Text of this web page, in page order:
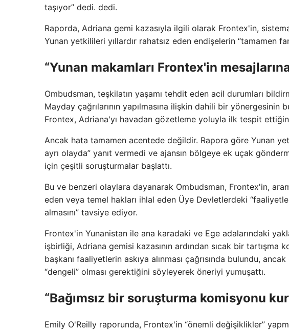
taşıyor” dedi. dedi.
Raporda, Adriana gemi kazasıyla ilgili olarak Frontex'in,
Yunan yetkilileri yıllardır rahatsız eden endişelerin “tamamen
“Yunan makamları Frontex'in
Ombudsman, teşkilatın yaşamı tehdit eden acil durumları
Mayday çağrılarının yapılmasına ilişkin dahili bir yönergesinin
Frontex, Adriana'yı havadan gözetleme yoluyla ilk tespit
Ancak hata tamamen acentede değildir. Rapora göre Yunan
ayrı olayda” yanıt vermedi ve ajansın bölgeye ek uçak
için çeşitli soruşturmalar başlattı.
Bu ve benzeri olaylara dayanarak Ombudsman, Frontex'in,
eden veya temel hakları ihlal eden Üye Devletlerdeki
almasını” tavsiye ediyor.
Frontex'in Yunanistan ile ana karadaki ve Ege adalarındaki
işbirliği, Adriana gemisi kazasının ardından sıcak bir tartışma
başkanı faaliyetlerin askıya alınması çağrısında bulundu,
“dengeli” olması gerektiğini söyleyerek öneriyi yumuşattı.
“Bağımsız bir soruşturma komisyonu
Emily O'Reilly raporunda, Frontex'in “önemli değişiklikler”